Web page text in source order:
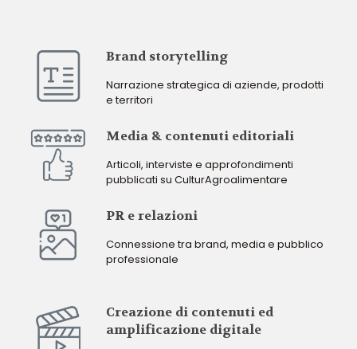
Brand storytelling
Narrazione strategica di aziende, prodotti
e territori
Media & contenuti editoriali
Articoli, interviste e approfondimenti
pubblicati su CulturAgroalimentare
PR e relazioni
Connessione tra brand, media e pubblico
professionale
Creazione di contenuti ed
amplificazione digitale